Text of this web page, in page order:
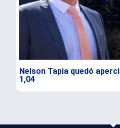
Nelson Tapia quedó
1,04